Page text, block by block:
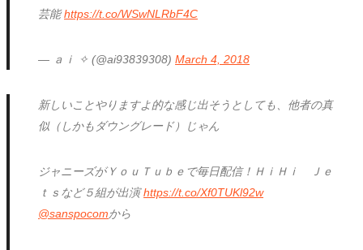
芸能https://t.co/WSwNLRbF4C
— ａｉ ✧ (@ai93839308)March 4, 2018
新しいことやりますよ的な感じ出そうとしても、他者の真
似（しかもダウングレード）じゃん
ジャニーズがＹｏｕＴｕｂｅで毎日配信！ＨｉＨｉ Ｊｅ
ｔｓなど５組が出演https://t.co/Xf0TUKl92w
@sanspocomから